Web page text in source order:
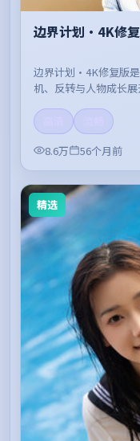
边界计划·4K修
边界计划·4K修复版
机、反转与人物成长展
8.6万
56个月前
精选